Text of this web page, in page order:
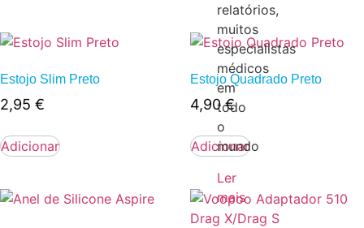
relatórios,
muitos
especialistas
médicos
em
todo
o
mundo
Ler
mais
Estojo Slim Preto
2,95 €
Adicionar
Estojo Quadrado Preto
4,90€
Adicionar